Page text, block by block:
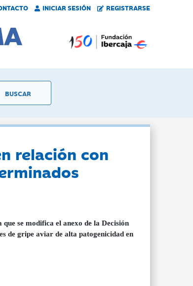
INICIAR SESIÓN REGISTRARSE
relación con
se modifica el anexo de la Decisión
de gripe aviar de alta patogenicidad en